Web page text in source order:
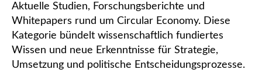
Aktuelle Studien, Forschungsberichte und
Whitepapers rund um Circular Economy. Diese
Kategorie bündelt wissenschaftlich fundiertes
Wissen und neue Erkenntnisse für Strategie,
Umsetzung und politische Entscheidungsprozesse.